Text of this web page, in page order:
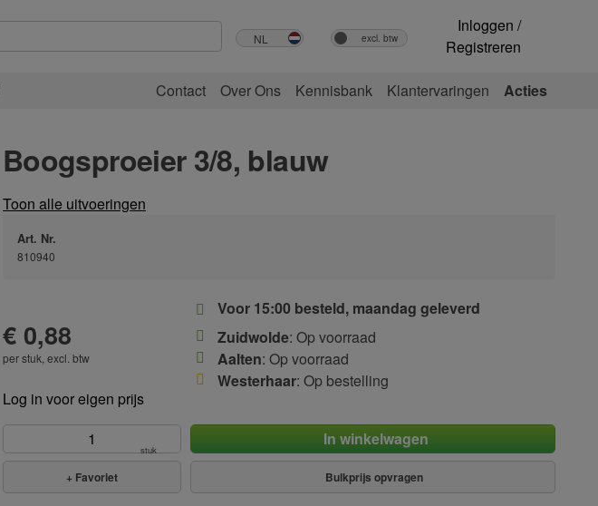
Inloggen /
Registreren
Contact Over Ons Kennisbank Klantervaringen
Acties
Boogsproeier 3/8, blauw
Toon alle uitvoeringen
Art. Nr.
810940
€ 0,88
per stuk, excl. btw
Voor 15:00 besteld, maandag geleverd
Zuidwolde: Op voorraad
Aalten: Op voorraad
Westerhaar: Op bestelling
Log in voor eigen prijs
stuk
In winkelwagen
Bulkprijs opvragen
+ Favoriet